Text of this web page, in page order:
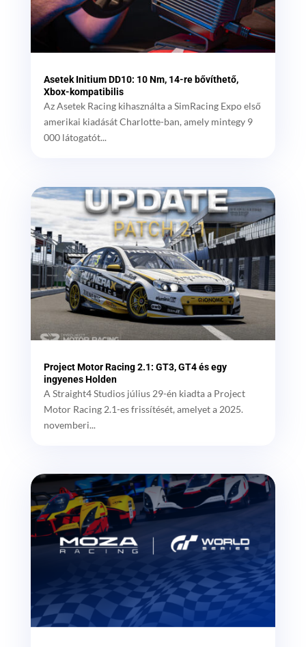
Asetek Initium DD10: 10 Nm, 14-re bővíthető,
Xbox-kompatibilis
Az Asetek Racing kihasználta a SimRacing Expo első
amerikai kiadását Charlotte-ban, amely mintegy 9
000 látogatót...
Project Motor Racing 2.1: GT3, GT4 és egy
ingyenes Holden
A Straight4 Studios július 29-én kiadta a Project
Motor Racing 2.1-es frissítését, amelyet a 2025.
novemberi...